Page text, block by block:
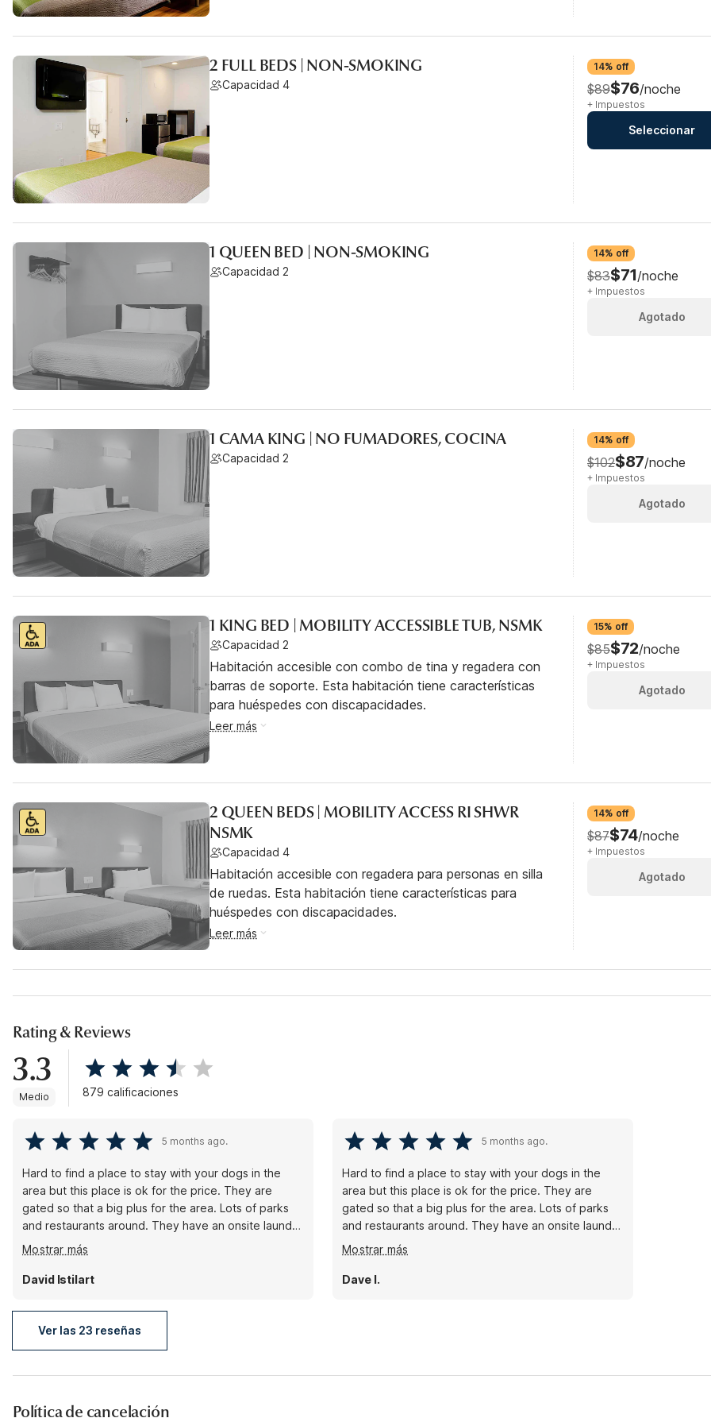
2 FULL BEDS | NON-SMOKING
Capacidad 4
14% off
$89$76/noche
+ Impuestos
Seleccionar
1 QUEEN BED | NON-SMOKING
Capacidad 2
14% off
$83$71/noche
+ Impuestos
Agotado
1 CAMA KING | NO FUMADORES, COCINA
Capacidad 2
14% off
$102$87/noche
+ Impuestos
Agotado
1 KING BED | MOBILITY ACCESSIBLE TUB, NSMK
Capacidad 2
Habitación accesible con combo de tina y regadera con
barras de soporte. Esta habitación tiene características
para huéspedes con discapacidades.
Leer más
15% off
$85$72/noche
+ Impuestos
Agotado
2 QUEEN BEDS | MOBILITY ACCESS RI SHWR
NSMK
Capacidad 4
Habitación accesible con regadera para personas en silla
de ruedas. Esta habitación tiene características para
huéspedes con discapacidades.
Leer más
14% off
$87$74/noche
+ Impuestos
Agotado
Rating & Reviews
3.3
Medio 879 calificaciones
5 months ago.
Hard to find a place to stay with your dogs in the
area but this place is ok for the price. They are
gated so that a big plus for the area. Lots of parks
and restaurants around. They have an onsite laundry
area with reasonable prices. Rooms are very clean
and they have a nice little patio that I wish allowed
dogs. Noe was very nice and super helpful. Gracias!
Mostrar más
David Istilart
5 months ago.
Hard to find a place to stay with your dogs in the
area but this place is ok for the price. They are
gated so that a big plus for the area. Lots of parks
and restaurants around. They have an onsite laundry
area with reasonable prices. Rooms are very clean
and they have a nice little patio that I wish allowed
dogs. Noe was very nice and super helpful. Gracias!
Mostrar más
Dave I.
Ver las 23 reseñas
Política de cancelación